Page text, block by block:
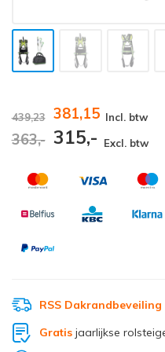
439,23 381,15 Incl. btw
363,- 315,- Excl. btw
RSS Dakrandbeveiling
Gratisjaarlijkse